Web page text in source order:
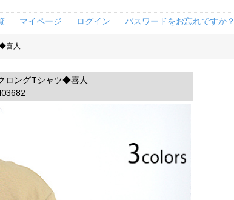
マイページ ログイン パスワードをお忘れですか？
喜人
ロングTシャツ◆喜人